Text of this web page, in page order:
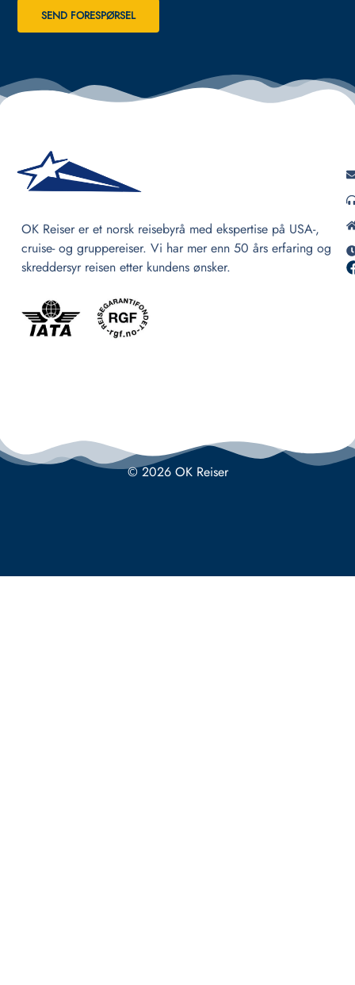
SEND FORESPØRSEL
OK Reiser er et norsk reisebyrå med ekspertise på USA-,
cruise- og gruppereiser. Vi har mer enn 50 års erfaring og
skreddersyr reisen etter kundens ønsker.
© 2026 OK Reiser